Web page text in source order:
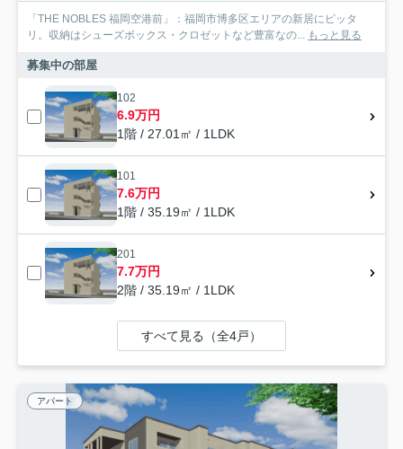
「THE NOBLES 福岡空港前」：福岡市博多区エリアの新居にピッタ
リ。収納はシューズボックス・クロゼットなど豊富なの... もっと見る
募集中の部屋
102
6.9万円
1階 / 27.01㎡ / 1LDK
101
7.6万円
1階 / 35.19㎡ / 1LDK
201
7.7万円
2階 / 35.19㎡ / 1LDK
すべて見る（全4戸）
アパート